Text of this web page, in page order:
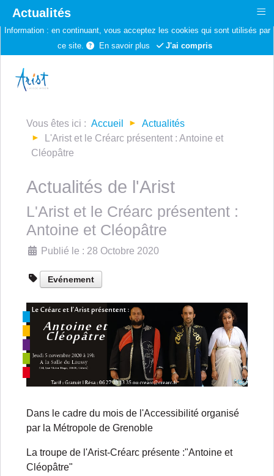
Information : en continuant, vous acceptez les cookies qui sont utilisés par
ce site.
En savoir plus J'ai compris
Vous êtes ici : Accueil
Actualités
L'Arist et le Créarc présentent : Antoine et
Cléopâtre
Actualités de l'Arist
L'Arist et le Créarc présentent :
Antoine et Cléopâtre
DétailsPublié le : 28 Octobre 2020
Evénement
Dans le cadre du mois de l'Accessibilité organisé
par la Métropole de Grenoble
La troupe de l'Arist-Créarc présente :"Antoine et
Cléopâtre"
Actualités ≡